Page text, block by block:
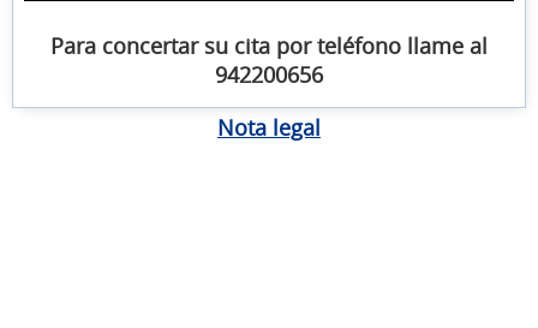
Para concertar su cita por teléfono llame al
942200656
Nota legal